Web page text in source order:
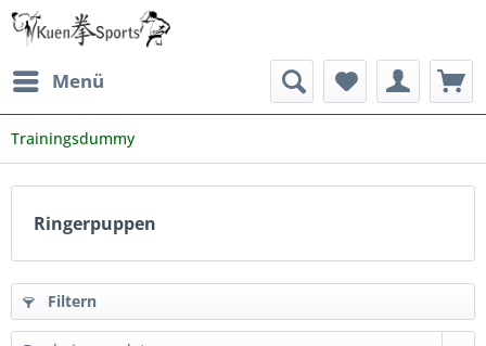
Menü
Trainingsdummy
Ringerpuppen
Filtern